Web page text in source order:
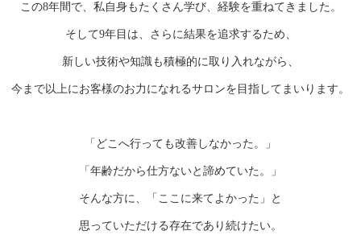
この8年間で、私自身もたくさん学び、経験を重ねてきました。
そして9年目は、さらに結果を追求するため、
新しい技術や知識も積極的に取り入れながら、
今まで以上にお客様のお力になれるサロンを目指してまいります。
「どこへ行っても改善しなかった。」
「年齢だから仕方ないと諦めていた。」
そんな方に、「ここに来てよかった」と
思っていただける存在であり続けたい。